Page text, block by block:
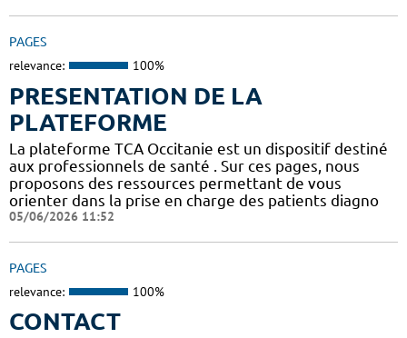
PAGES
relevance: 100%
PRESENTATION DE LA
PLATEFORME
La plateforme TCA Occitanie est un dispositif destiné
aux professionnels de santé . Sur ces pages, nous
proposons des ressources permettant de vous
orienter dans la prise en charge des patients diagno
05/06/2026 11:52
PAGES
relevance: 100%
CONTACT